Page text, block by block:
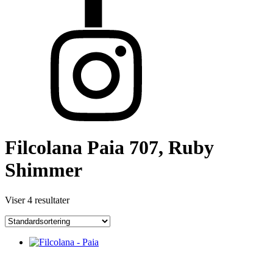
Filcolana Paia 707, Ruby
Shimmer
Viser 4 resultater